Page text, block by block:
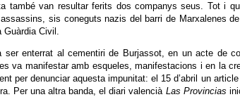
també van resultar ferits dos companys seus. Tot i
sis coneguts nazis del barri de Marxalenes
Guàrdia Civil.
ser enterrat al cementiri de Burjassot, en un acte de
va manifestar amb esqueles, manifestacions i en la
per denunciar aquesta impunitat: el 15 d’abril un
Per una altra banda, el diari valencià Las Provincias